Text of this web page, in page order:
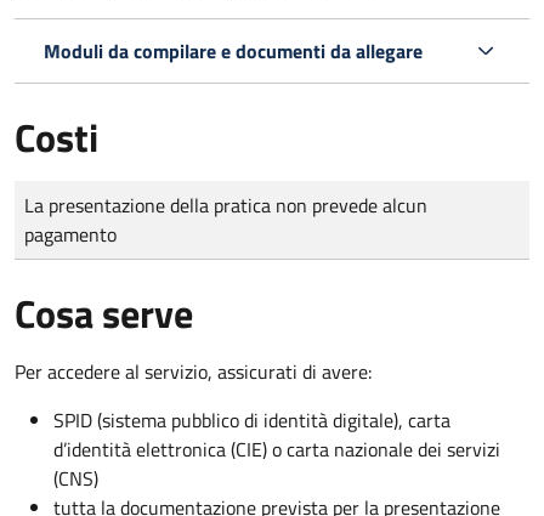
Moduli da compilare e documenti da allegare
Costi
Tipo di pagamento
Importo
La presentazione della pratica non prevede alcun
pagamento
Cosa serve
Per accedere al servizio, assicurati di avere:
SPID (sistema pubblico di identità digitale), carta
d’identità elettronica (CIE) o carta nazionale dei servizi
(CNS)
tutta la documentazione prevista per la presentazione